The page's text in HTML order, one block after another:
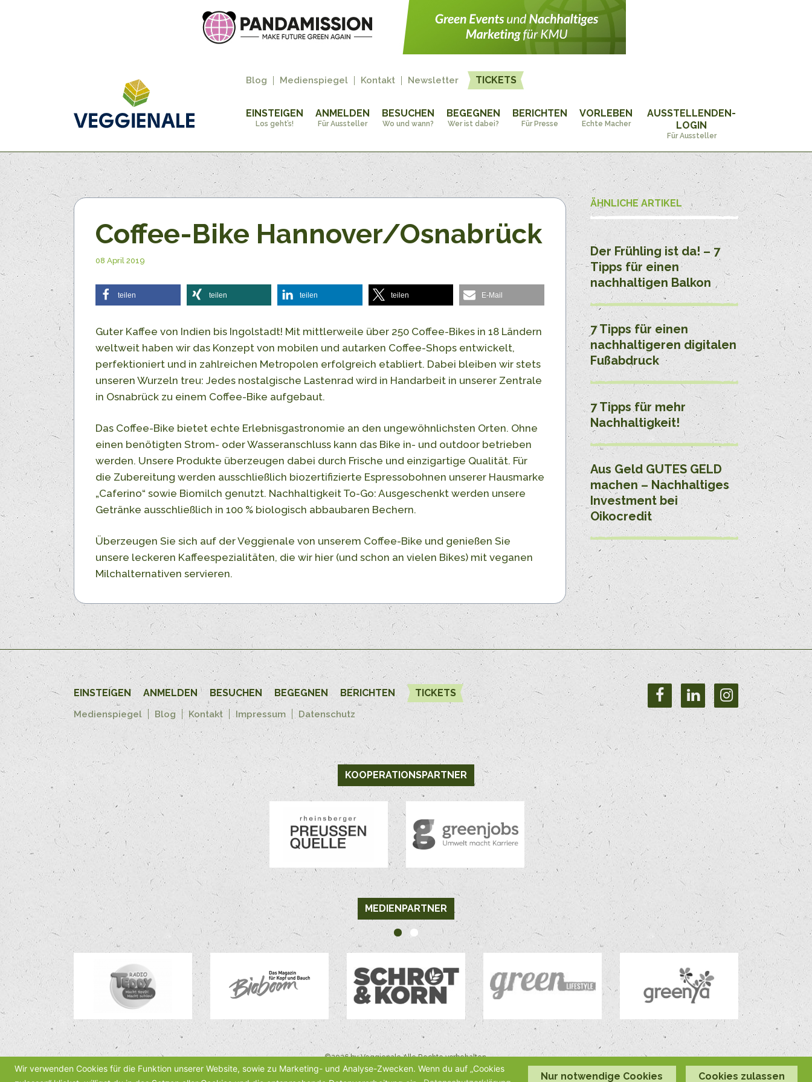
Wir verwenden Cookies für die Funktion unserer Website, sowie zu Marketing- und Analyse-Zwecken. Wenn du auf „Cookies
Nur notwendige Cookies Cookies zulassen
Blog Medienspiegel Kontakt Newsletter TICKETS
EINSTEIGEN
Los geht’s!
ANMELDEN
Für Aussteller
BESUCHEN
Wo und wann?
BEGEGNEN
Wer ist dabei?
BERICHTEN
Für Presse
VORLEBEN
Echte Macher
AUSSTELLENDEN-
LOGIN
Für Aussteller
Coffee-Bike Hannover/Osnabrück
08 April 2019
teilen teilen teilen teilen E-Mail
Guter Kaffee von Indien bis Ingolstadt! Mit mittlerweile über 250 Coffee-Bikes in 18 Ländern
weltweit haben wir das Konzept von mobilen und autarken Coffee-Shops entwickelt,
perfektioniert und in zahlreichen Metropolen erfolgreich etabliert. Dabei bleiben wir stets
unseren Wurzeln treu: Jedes nostalgische Lastenrad wird in Handarbeit in unserer Zentrale
in Osnabrück zu einem Coffee-Bike aufgebaut.
Das Coffee-Bike bietet echte Erlebnisgastronomie an den ungewöhnlichsten Orten. Ohne
einen benötigten Strom- oder Wasseranschluss kann das Bike in- und outdoor betrieben
werden. Unsere Produkte überzeugen dabei durch Frische und einzigartige Qualität. Für
die Zubereitung werden ausschließlich biozertifizierte Espressobohnen unserer Hausmarke
„Caferino“ sowie Biomilch genutzt. Nachhaltigkeit To-Go: Ausgeschenkt werden unsere
Getränke ausschließlich in 100 % biologisch abbaubaren Bechern.
Überzeugen Sie sich auf der Veggienale von unserem Coffee-Bike und genießen Sie
unsere leckeren Kaffeespezialitäten, die wir hier (und schon an vielen Bikes) mit veganen
Milchalternativen servieren.
ÄHNLICHE ARTIKEL
Der Frühling ist da! – 7
Tipps für einen
nachhaltigen Balkon
7 Tipps für einen
nachhaltigeren digitalen
Fußabdruck
7 Tipps für mehr
Nachhaltigkeit!
Aus Geld GUTES GELD
machen – Nachhaltiges
Investment bei
Oikocredit
EINSTEIGEN ANMELDEN BESUCHEN BEGEGNEN BERICHTEN TICKETS
Medienspiegel Blog Kontakt Impressum Datenschutz
KOOPERATIONSPARTNER
MEDIENPARTNER
©2026 by Veggienale Alle Rechte vorbehalten.